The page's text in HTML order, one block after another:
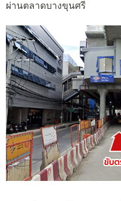
ผ่านตลาดบางขุนศรี